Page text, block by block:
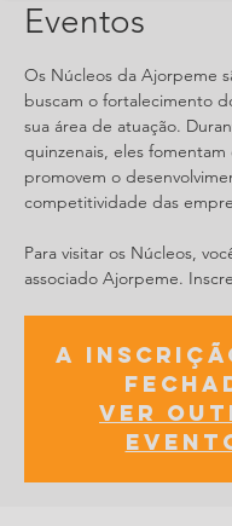
Eventos
Os Núcleos da Ajorpeme
buscam o fortalecimento
sua área de atuação.
quinzenais, eles
promovem o
competitividade das
Para visitar os Núcleos,
associado Ajorpeme.
A
Ver